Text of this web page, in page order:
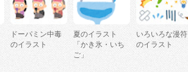
ドーパミン中毒
のイラスト
夏のイラスト
「かき氷・いち
ご」
いろいろな漫符
のイラスト